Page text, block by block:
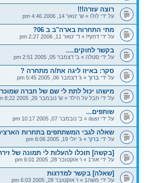
רוצה עזרה!!!
על ידי לולו » ש' ינואר 14, 2006 4:46 pm
מתי התחרות בארה"ב ב 06?
על ידי דחוף! » ד' ינואר 11, 2006 2:27 pm
בקשר לחוקים....
על ידי סטלה » ב' דצמבר 05, 2005 2:51 pm
סקר: באיזו ליגה את/ה מתחרה ?
על ידי ברוך » ג' דצמבר 06, 2005 5:45 pm
מישהו יכול לתת לי שם של חברה
על ידי חבל על הילד » ש' נובמבר 26, 2005 8:22 pm
שותפים...
על ידי dust » ב' נובמבר 07, 2005 10:17 pm
שאלה לגבי המשתתפים בתחרות
על ידי ברוך » ג' יולי 19, 2005 6:06 pm
[בקשה] תוכלו להעלות לי תמונה של זירת
על ידי אור1 » ו' אוקטובר 28, 2005 6:01 pm
[שאלה] בקשר למדרגות
על ידי משה1 » ו' אוקטובר 28, 2005 6:03 pm